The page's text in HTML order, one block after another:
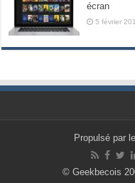
écran
5 février
Propulsé par
© Geekbecois